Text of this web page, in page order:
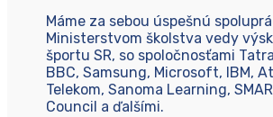
Máme za sebou úspešnú
Ministerstvom školstva vedy
športu SR, so spoločnosťami
BBC, Samsung, Microsoft, IBM,
Telekom, Sanoma Learning,
Council a ďalšími.